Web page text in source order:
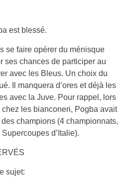
est blessé.
se faire opérer du ménisque
ses chances de participer au
avec les Bleus. Un choix du
Il manquera d’ores et déjà les
avec la Juve. Pour rappel, lors
les bianconeri, Pogba avait
champions (4 championnats,
d’Italie).
sujet: